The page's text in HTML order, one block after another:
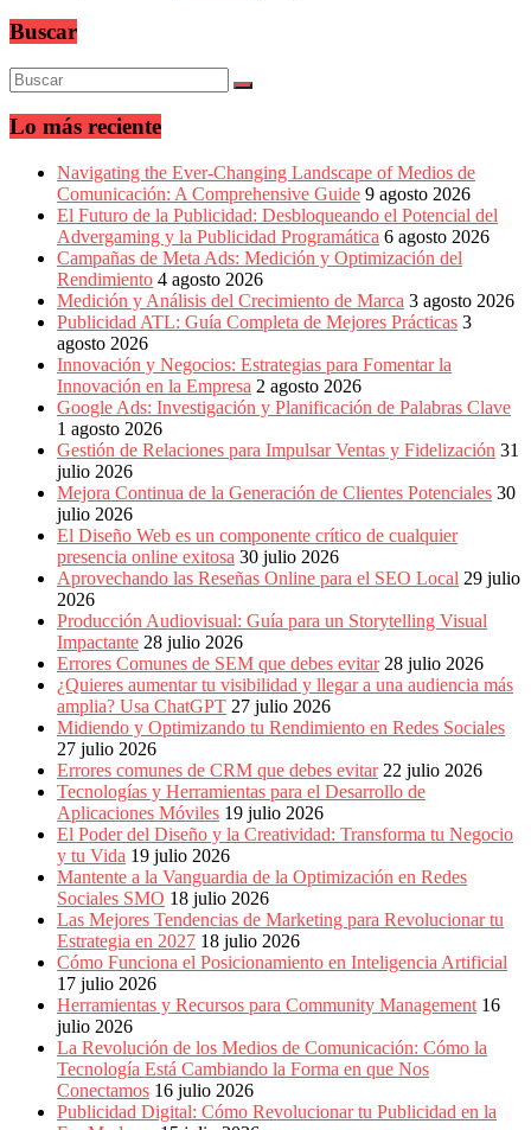
de
Eventos
de
Marketing,
Mercadotecnia,
Publicitarios,
Colecciónes,
Marcas,
Insigns,
Radio,
Creatividad,
SEO,
Free
RRPP,
Comerciales,
Periodismo,
Revistas,
Magazines
BTL,
Periódicos
Producción
Gráfica
Colombia.
Buscar
Lo más reciente
Navigating the Ever-Changing Landscape of Medios de
Comunicación: A Comprehensive Guide 9 agosto 2026
El Futuro de la Publicidad: Desbloqueando el Potencial del
Advergaming y la Publicidad Programática 6 agosto 2026
Campañas de Meta Ads: Medición y Optimización del
Rendimiento 4 agosto 2026
Medición y Análisis del Crecimiento de Marca 3 agosto 2026
Publicidad ATL: Guía Completa de Mejores Prácticas 3
agosto 2026
Innovación y Negocios: Estrategias para Fomentar la
Innovación en la Empresa 2 agosto 2026
Google Ads: Investigación y Planificación de Palabras Clave
1 agosto 2026
Gestión de Relaciones para Impulsar Ventas y Fidelización 31
julio 2026
Mejora Continua de la Generación de Clientes Potenciales 30
julio 2026
El Diseño Web es un componente crítico de cualquier
presencia online exitosa 30 julio 2026
Aprovechando las Reseñas Online para el SEO Local 29 julio
2026
Producción Audiovisual: Guía para un Storytelling Visual
Impactante 28 julio 2026
Errores Comunes de SEM que debes evitar 28 julio 2026
¿Quieres aumentar tu visibilidad y llegar a una audiencia más
amplia? Usa ChatGPT 27 julio 2026
Midiendo y Optimizando tu Rendimiento en Redes Sociales
27 julio 2026
Errores comunes de CRM que debes evitar 22 julio 2026
Tecnologías y Herramientas para el Desarrollo de
Aplicaciones Móviles 19 julio 2026
El Poder del Diseño y la Creatividad: Transforma tu Negocio
y tu Vida 19 julio 2026
Mantente a la Vanguardia de la Optimización en Redes
Sociales SMO 18 julio 2026
Las Mejores Tendencias de Marketing para Revolucionar tu
Estrategia en 2027 18 julio 2026
Cómo Funciona el Posicionamiento en Inteligencia Artificial
17 julio 2026
Herramientas y Recursos para Community Management 16
julio 2026
La Revolución de los Medios de Comunicación: Cómo la
Tecnología Está Cambiando la Forma en que Nos
Conectamos 16 julio 2026
Publicidad Digital: Cómo Revolucionar tu Publicidad en la